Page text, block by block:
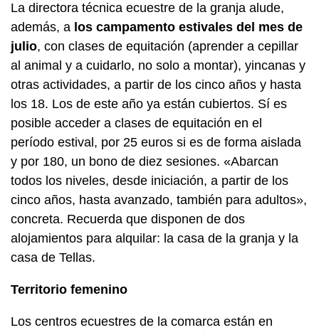
La directora técnica ecuestre de la granja alude,
además, a los campamento estivales del mes de
julio, con clases de equitación (aprender a cepillar
al animal y a cuidarlo, no solo a montar), yincanas y
otras actividades, a partir de los cinco años y hasta
los 18. Los de este año ya están cubiertos. Sí es
posible acceder a clases de equitación en el
período estival, por 25 euros si es de forma aislada
y por 180, un bono de diez sesiones. «Abarcan
todos los niveles, desde iniciación, a partir de los
cinco años, hasta avanzado, también para adultos»,
concreta. Recuerda que disponen de dos
alojamientos para alquilar: la casa de la granja y la
casa de Tellas.
Territorio femenino
Los centros ecuestres de la comarca están en